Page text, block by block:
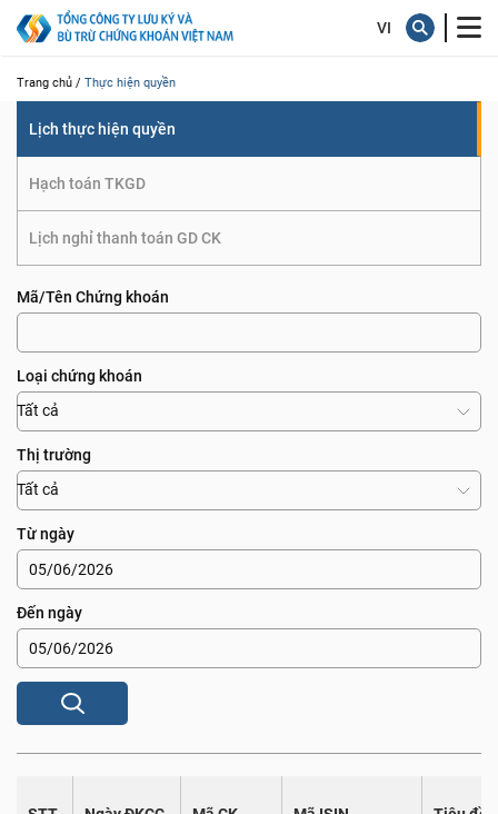
Trang chủ / Thực hiện quyền
Lịch thực hiện quyền
Hạch toán TKGD
Lịch nghỉ thanh toán GD CK
Mã/Tên Chứng khoán
Loại chứng khoán
Tất cả
Thị trường
Tất cả
Từ ngày
Đến ngày